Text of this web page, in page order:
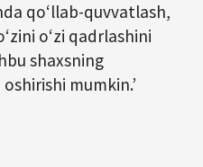
qo‘llab-quvvatlash,
o‘zi qadrlashini
shaxsning
mumkin.’